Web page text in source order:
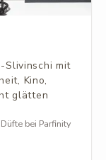
Slivinschi mit
Kino,
glätten
bei Parfinity